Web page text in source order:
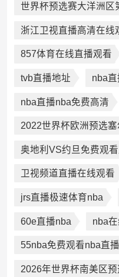
世界杯预选赛大洋洲区
浙江卫视直播高清在线
857体育在线直播观看
tvb直播地址 nba
nba直播nba免费高清
2022世界杯欧洲预选塞
奥地利VS约旦免费观
卫视频道直播在线观看
jrs直播极速体育nba
60e直播nba nba
55nba免费观看nba直播
2026年世界杯南美区